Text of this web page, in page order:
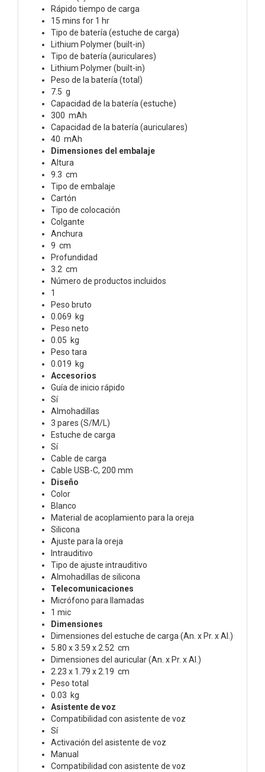
Rápido tiempo de carga
15 mins for 1 hr
Tipo de batería (estuche de carga)
Lithium Polymer (built-in)
Tipo de batería (auriculares)
Lithium Polymer (built-in)
Peso de la batería (total)
7.5 g
Capacidad de la batería (estuche)
300 mAh
Capacidad de la batería (auriculares)
40 mAh
Dimensiones del embalaje
Altura
9.3 cm
Tipo de embalaje
Cartón
Tipo de colocación
Colgante
Anchura
9 cm
Profundidad
3.2 cm
Número de productos incluidos
1
Peso bruto
0.069 kg
Peso neto
0.05 kg
Peso tara
0.019 kg
Accesorios
Guía de inicio rápido
Sí
Almohadillas
3 pares (S/M/L)
Estuche de carga
Sí
Cable de carga
Cable USB-C, 200 mm
Diseño
Color
Blanco
Material de acoplamiento para la oreja
Silicona
Ajuste para la oreja
Intrauditivo
Tipo de ajuste intrauditivo
Almohadillas de silicona
Telecomunicaciones
Micrófono para llamadas
1 mic
Dimensiones
Dimensiones del estuche de carga (An. x Pr. x Al.)
5.80 x 3.59 x 2.52 cm
Dimensiones del auricular (An. x Pr. x Al.)
2.23 x 1.79 x 2.19 cm
Peso total
0.03 kg
Asistente de voz
Compatibilidad con asistente de voz
Sí
Activación del asistente de voz
Manual
Compatibilidad con asistente de voz